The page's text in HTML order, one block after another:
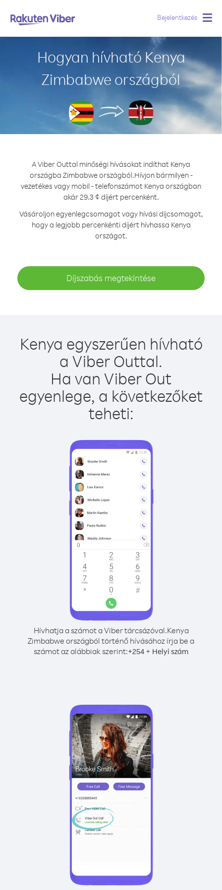
Bejelentkezés
Hogyan hívható Kenya
Zimbabwe országból
A Viber Outtal minőségi hívásokat indíthat Kenya
országba Zimbabwe országból.Hívjon bármilyen -
vezetékes vagy mobil - telefonszámot Kenya országban
akár 29.3 ¢ díjért percenként.
Vásároljon egyenlegcsomagot vagy hívási díjcsomagot,
hogy a legjobb percenkénti díjért hívhassa Kenya
országot.
Díjszabás megtekintése
Kenya egyszerűen hívható
a Viber Outtal.
Ha van Viber Out
egyenlege, a következőket
teheti:
Hívhatja a számot a Viber tárcsázóval.Kenya
Zimbabwe országból történő hívásához írja be a
számot az alábbiak szerint:+254 + Helyi szám